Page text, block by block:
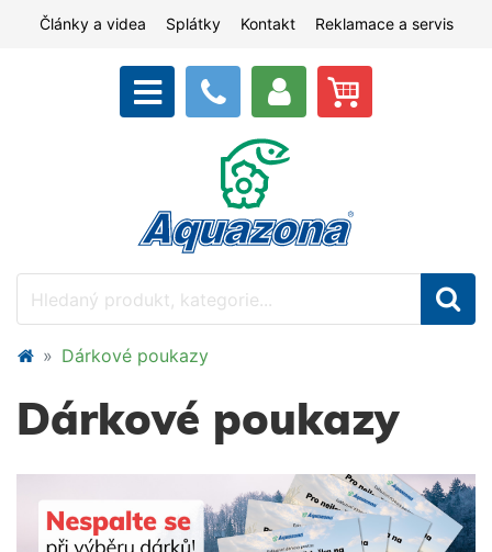
Články a videa Splátky Kontakt Reklamace a servis
Dárkové poukazy
Dárkové poukazy